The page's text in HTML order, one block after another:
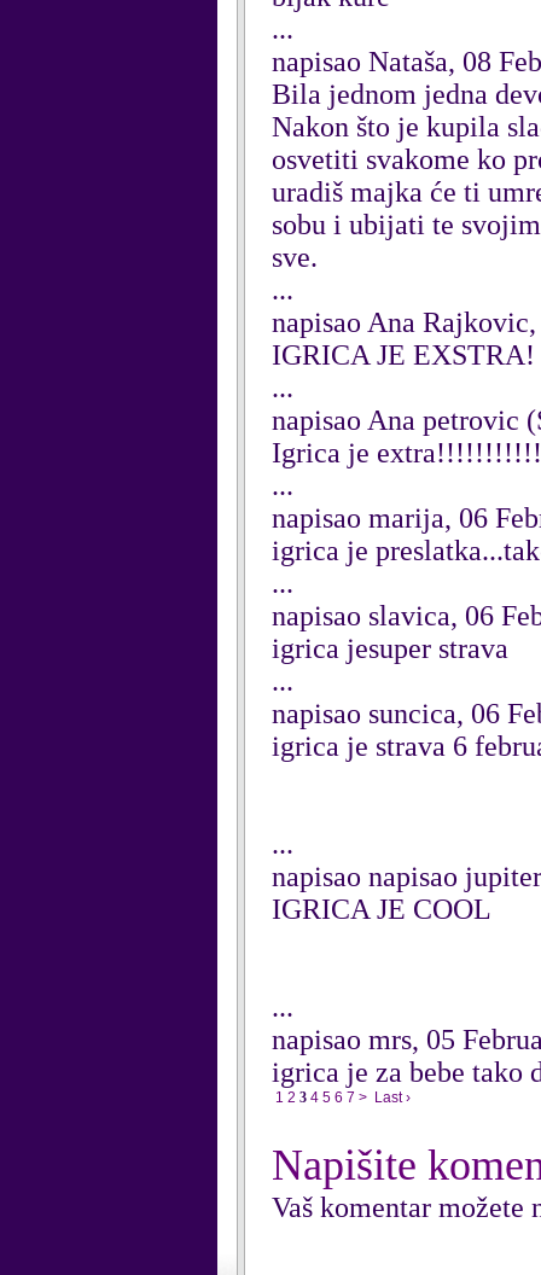
...
napisao Nataša, 08
Bila jednom jedna
Nakon što je kupila
osvetiti svakome ko
uradiš majka će ti
sobu i ubijati te
sve.
...
napisao Ana
IGRICA JE EXSTRA!
...
napisao Ana petrovic
Igrica je
...
napisao marija, 06
igrica je
...
napisao slavica, 06
igrica jesuper strava
...
napisao suncica, 06
igrica je strava 6
...
napisao napisao
IGRICA JE COOL
...
napisao mrs, 05
igrica je za bebe
1 2 3 4 5 6 7 > Last ›
Napišite
Vaš komentar možete